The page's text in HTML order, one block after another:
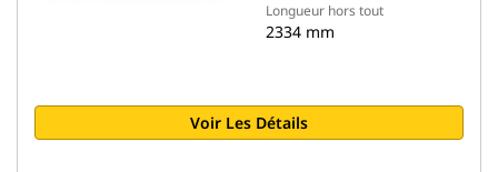
Longueur hors tout
2334 mm
Voir Les Détails